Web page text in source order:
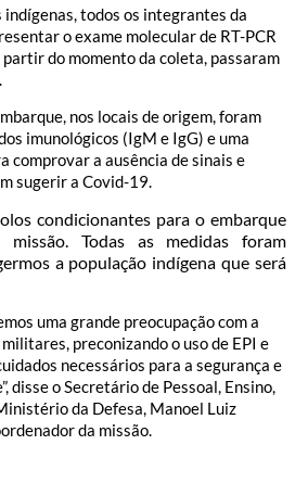
todos os integrantes da
o exame molecular de RT-PCR
partir do momento da coleta, passaram
nos locais de origem, foram
imunológicos (IgM e IgG) e uma
comprovar a ausência de sinais e
sugerir a Covid-19.
condicionantes para o embarque
Todas as medidas foram
a população indígena que será
uma grande preocupação com a
preconizando o uso de EPI e
necessários para a segurança e
disse o Secretário de Pessoal, Ensino,
da Defesa, Manoel Luiz
da missão.